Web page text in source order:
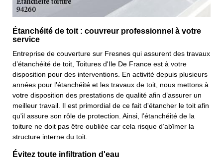
Étanchéité de toit : couvreur professionnel à votre
service
Entreprise de couverture sur Fresnes qui assurent des travaux
d’étanchéité de toit, Toitures d'Ile De France est à votre
disposition pour des interventions. En activité depuis plusieurs
années pour l'étanchéité et les travaux de toit, nous mettons à
votre disposition des prestations de qualité afin d’assurer un
meilleur travail. Il est primordial de ce fait d'étancher le toit afin
qu'il assure son rôle de protection. Ainsi, l’étanchéité de la
toiture ne doit pas être oubliée car cela risque d’abîmer la
structure interne du toit.
Évitez toute infiltration d'eau